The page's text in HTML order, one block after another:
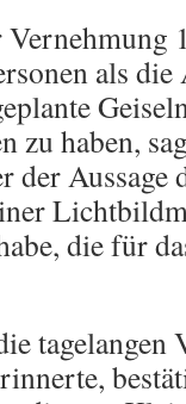
als
zu haben,
der Aussage
die für
tagelangen